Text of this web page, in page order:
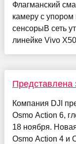
Флагманский
камеру с
сенсорыВ сеть
линейке Vivo
Представлена
Компания DJI
Osmo Action 6,
18 ноября.
Osmo Action 4 и